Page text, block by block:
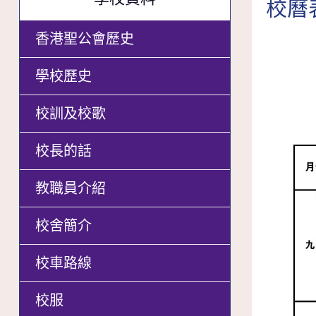
香港聖公會歷史
學校歷史
校訓及校歌
校長的話
教職員介紹
校舍簡介
校車路線
校服
校曆